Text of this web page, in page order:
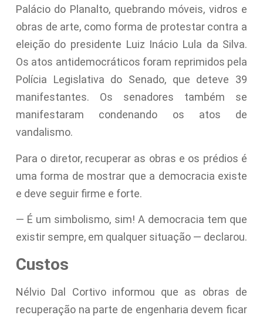
Palácio do Planalto, quebrando móveis, vidros e
obras de arte, como forma de protestar contra a
eleição do presidente Luiz Inácio Lula da Silva.
Os atos antidemocráticos foram reprimidos pela
Polícia Legislativa do Senado, que deteve 39
manifestantes. Os senadores também se
manifestaram condenando os atos de
vandalismo.
Para o diretor, recuperar as obras e os prédios é
uma forma de mostrar que a democracia existe
e deve seguir firme e forte.
— É um simbolismo, sim! A democracia tem que
existir sempre, em qualquer situação — declarou.
Custos
Nélvio Dal Cortivo informou que as obras de
recuperação na parte de engenharia devem ficar